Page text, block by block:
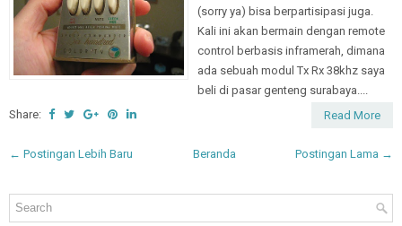
(sorry ya) bisa berpartisipasi juga.
Kali ini akan bermain dengan remote
control berbasis inframerah, dimana
ada sebuah modul Tx Rx 38khz saya
beli di pasar genteng surabaya....
Share:
Read More
← Postingan Lebih Baru Postingan Lama →
Beranda